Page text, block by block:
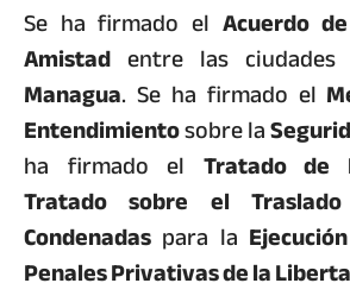
Se ha firmado el Acuerdo
Amistad entre las ciudades
Managua. Se ha firmado el
Entendimientosobre la
ha firmado el Tratado de
Tratado sobre el
Condenadas para la
Penales Privativas de la